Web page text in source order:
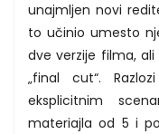
unajmljen novi
to učinio umesto
dve verzije filma,
„final cut“.
eksplicitnim
materiajla od 5 i